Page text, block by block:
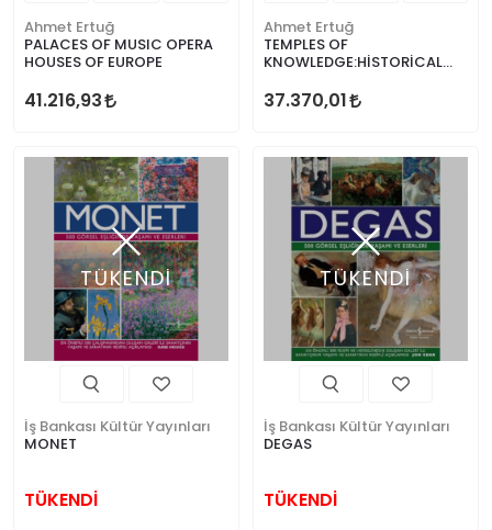
Ahmet Ertuğ
PALACES OF MUSIC OPERA
HOUSES OF EUROPE
41.216,93
Ahmet Ertuğ
TEMPLES OF
KNOWLEDGE:HİSTORİCAL
WORLD
37.370,01
TÜKENDİ
İş Bankası Kültür Yayınları
MONET
TÜKENDİ
TÜKENDİ
İş Bankası Kültür Yayınları
DEGAS
TÜKENDİ